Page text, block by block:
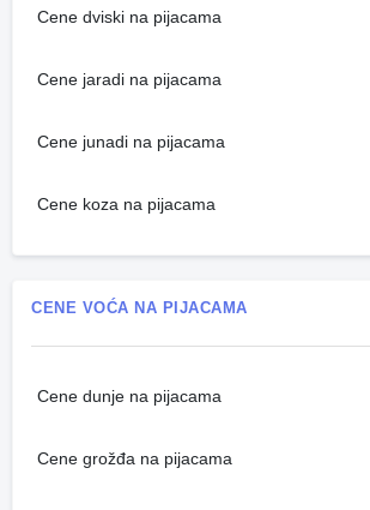
Cene dviski na pijacama
Cene jaradi na pijacama
Cene junadi na pijacama
Cene koza na pijacama
CENE VOĆA NA PIJACAMA
Cene dunje na pijacama
Cene grožđa na pijacama